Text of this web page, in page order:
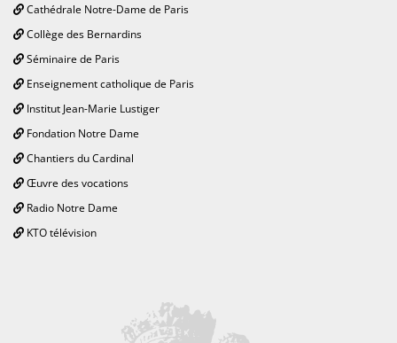
Cathédrale Notre-Dame de Paris
Collège des Bernardins
Séminaire de Paris
Enseignement catholique de Paris
Institut Jean-Marie Lustiger
Fondation Notre Dame
Chantiers du Cardinal
Œuvre des vocations
Radio Notre Dame
KTO télévision